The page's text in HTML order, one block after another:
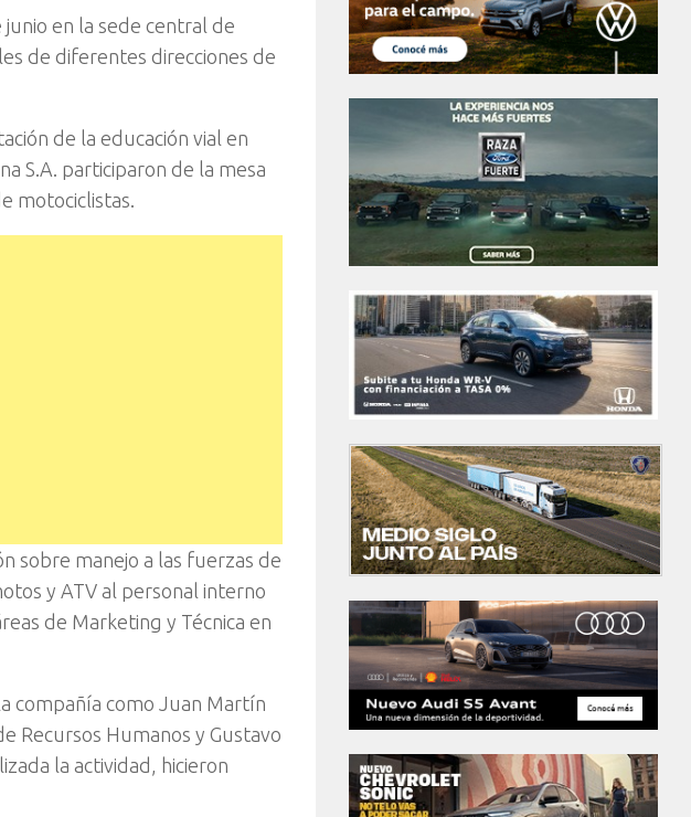
en la sede central de
de diferentes direcciones de
de la educación vial en
S.A. participaron de la mesa
motociclistas.
sobre manejo a las fuerzas de
y ATV al personal interno
de Marketing y Técnica en
compañía como Juan Martín
Recursos Humanos y Gustavo
la actividad, hicieron